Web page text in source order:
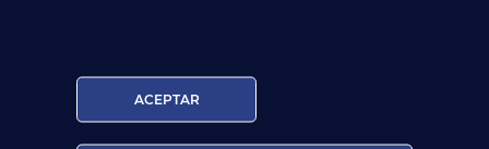
Nombre*ACEPTAR